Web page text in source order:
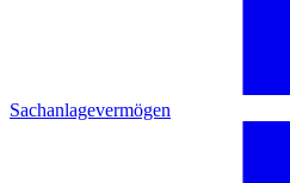
Sachanlagevermögen